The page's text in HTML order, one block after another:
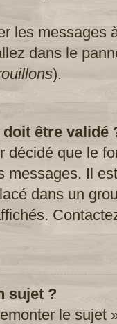
les messages
dans le
).
être validé
décidé que le
messages. Il
dans un
sujet ?
le sujet